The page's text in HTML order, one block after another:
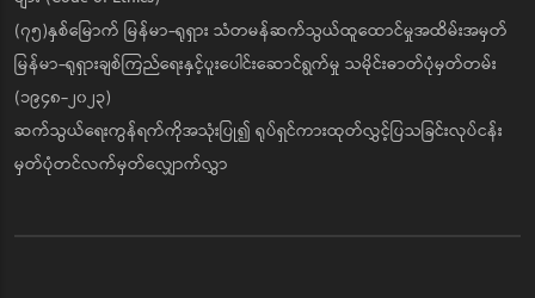
(၇၅)နှစ်မြောက် မြန်မာ-ရုရှား သံတမန်ဆက်သွယ်ထူထောင်မှုအထိမ်းအမှတ်
မြန်မာ-ရုရှားချစ်ကြည်ရေးနှင့်ပူးပေါင်းဆောင်ရွက်မှု သမိုင်းဓာတ်ပုံမှတ်တမ်း
(၁၉၄၈-၂၀၂၃)
ဆက်သွယ်ရေးကွန်ရက်ကိုအသုံးပြု၍ ရုပ်ရှင်ကားထုတ်လွှင့်ပြသခြင်းလုပ်ငန်း
မှတ်ပုံတင်လက်မှတ်လျှောက်လွှာ